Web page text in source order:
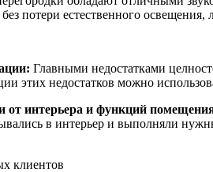
потери естественного
Главными недостатками
этих недостатков можно
от интерьера и функций
в интерьер и выполняли
клиентов